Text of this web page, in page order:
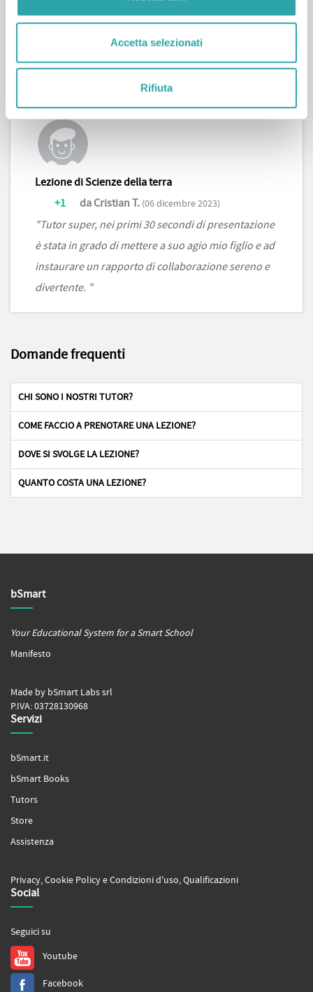
Accetta selezionati
Rifiuta
41 voti positivi e 1 recensione
Lezione di Scienze della terra
+1
da Cristian T. (06 dicembre 2023)
"Tutor super, nei primi 30 secondi di presentazione
è stata in grado di mettere a suo agio mio figlio e ad
instaurare un rapporto di collaborazione sereno e
divertente. "
Domande frequenti
CHI SONO I NOSTRI TUTOR?
COME FACCIO A PRENOTARE UNA LEZIONE?
DOVE SI SVOLGE LA LEZIONE?
QUANTO COSTA UNA LEZIONE?
bSmart
Your Educational System for a Smart School
Manifesto
Made by bSmart Labs srl
P.IVA: 03728130968
Servizi
bSmart.it
bSmart Books
Tutors
Store
Assistenza
Privacy,Cookie PolicyeCondizioni d'uso,Qualificazioni
Social
Seguici su
Youtube
Facebook